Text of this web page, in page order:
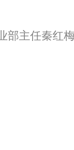
部主任秦红